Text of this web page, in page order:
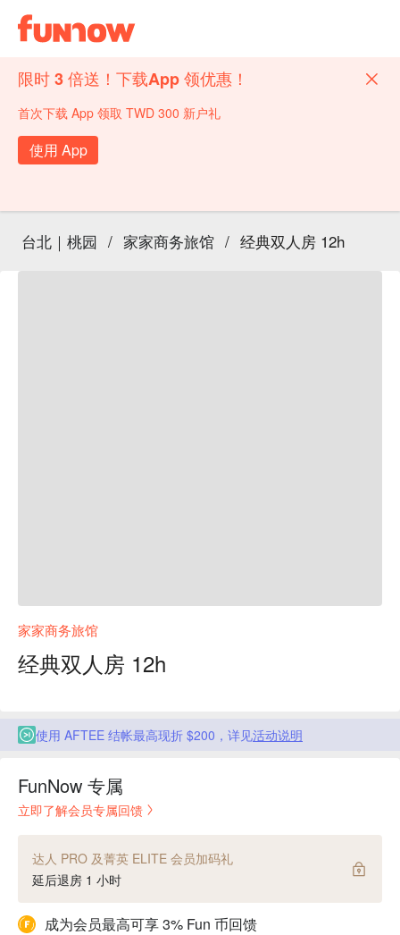
限时 3 倍送！下载App 领优惠！
首次下载 App 领取 TWD 300 新户礼
使用 App
台北｜桃园 / 家家商务旅馆 / 经典双人房 12h
家家商务旅馆
经典双人房 12h
使用 AFTEE 结帐最高现折 $200，详见活动说明
FunNow 专属
立即了解会员专属回馈
达人 PRO 及菁英 ELITE 会员加码礼
延后退房 1 小时
成为会员最高可享 3% Fun 币回馈